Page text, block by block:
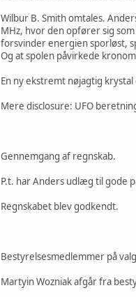
Wilbur B. Smith omtales.
MHz, hvor den opfører sig
forsvinder energien sporløst,
Og at spolen påvirkede
En ny ekstremt nøjagtig
Mere disclosure: UFO
Gennemgang af regnskab.
P.t. har Anders udlæg til gode
Regnskabet blev godkendt.
Bestyrelsesmedlemmer på
Martyin Wozniak afgår fra